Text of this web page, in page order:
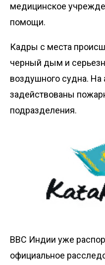
медицинское
помощи.
Кадры с места
черный дым и
воздушного судна. На
задействованы
подразделения.
ВВС Индии уже
официальное